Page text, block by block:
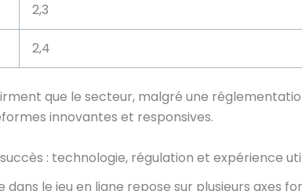
2,3
2,4
que le secteur, malgré une
innovantes et responsives.
: technologie, régulation et expérience
dans le jeu en ligne repose sur plusieurs axes